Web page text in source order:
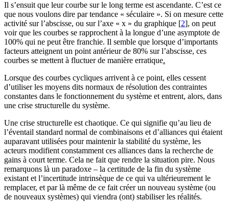
Il s’ensuit que leur courbe sur le long terme est ascendante. C’est ce
que nous voulons dire par tendance « séculaire ». Si on mesure cette
activité sur l’abscisse, ou sur l’axe « x » du graphique [2], on peut
voir que les courbes se rapprochent à la longue d’une asymptote de
100% qui ne peut être franchie. Il semble que lorsque d’importants
facteurs atteignent un point antérieur de 80% sur l’abscisse, ces
courbes se mettent à fluctuer de manière erratique.
Lorsque des courbes cycliques arrivent à ce point, elles cessent
d’utiliser les moyens dits normaux de résolution des contraintes
constantes dans le fonctionnement du système et entrent, alors, dans
une crise structurelle du système.
Une crise structurelle est chaotique. Ce qui signifie qu’au lieu de
l’éventail standard normal de combinaisons et d’alliances qui étaient
auparavant utilisées pour maintenir la stabilité du système, les
acteurs modifient constamment ces alliances dans la recherche de
gains à court terme. Cela ne fait que rendre la situation pire. Nous
remarquons là un paradoxe – la certitude de la fin du système
existant et l’incertitude intrinsèque de ce qui va ultérieurement le
remplacer, et par là même de ce fait créer un nouveau système (ou
de nouveaux systèmes) qui viendra (ont) stabiliser les réalités.